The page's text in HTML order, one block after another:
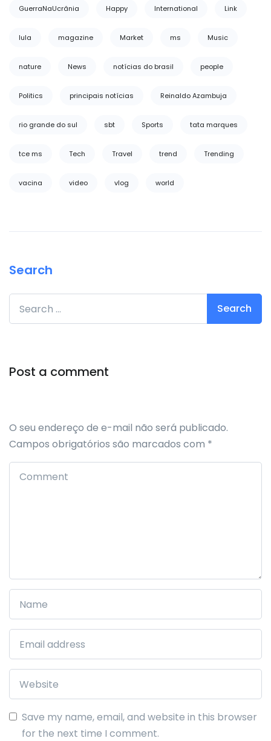
GuerraNaUcrânia Happy International Link
lula magazine Market ms Music
nature News notícias do brasil people
Politics principais notícias Reinaldo Azambuja
rio grande do sul sbt Sports tata marques
tce ms Tech Travel trend Trending
vacina video vlog world
Search
Search for:
Post a comment
O seu endereço de e-mail não será publicado.
Campos obrigatórios são marcados com *
Save my name, email, and website in this browser
for the next time I comment.